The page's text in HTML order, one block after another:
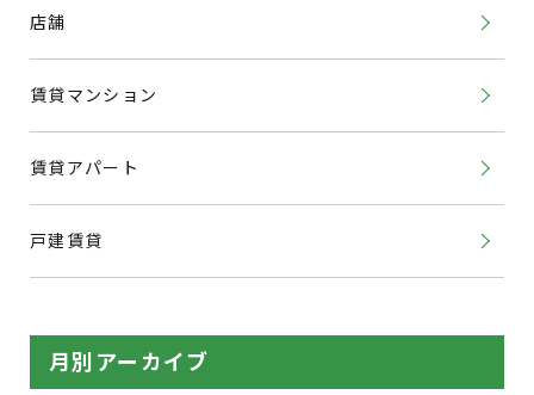
店舗
賃貸マンション
賃貸アパート
戸建賃貸
月別アーカイブ